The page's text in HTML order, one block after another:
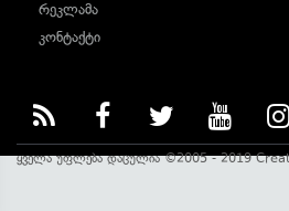
რეკლამა
კონტაქტი
ყველა უფლება დაცულია ©2005 - 2019